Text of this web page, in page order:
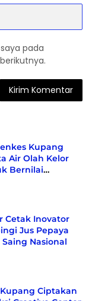
pada
Kupang
Air Olah Kelor
Bernilai
Cetak Inovator
Jus Pepaya
Nasional
Ciptakan